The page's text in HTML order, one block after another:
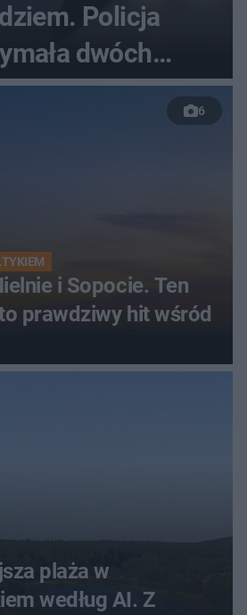
Policja
dwóch
6
i Sopocie. Ten
prawdziwy hit wśród
plaża w
według AI. Z